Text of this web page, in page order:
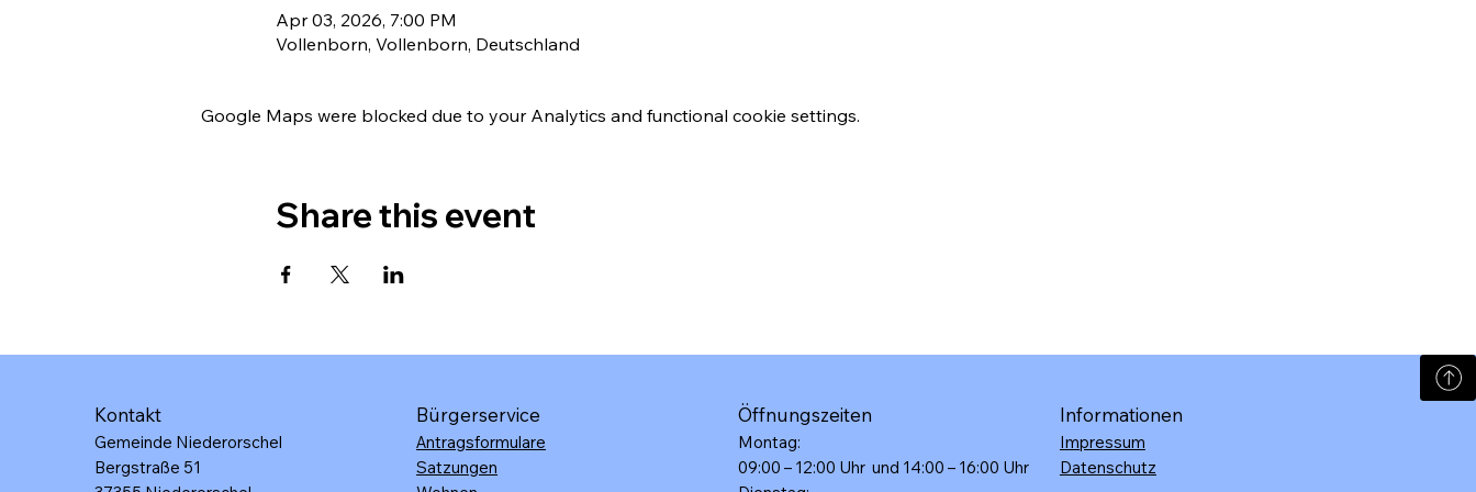
Apr 03, 2026, 7:00 PM
Vollenborn, Vollenborn, Deutschland
Google Maps were blocked due to your Analytics and functional cookie settings.
Share this event
Kontakt
Gemeinde Niederorschel
Bergstraße 51
Bürgerservice
Antragsformulare
Satzungen
Öffnungszeiten
Montag:
09:00 – 12:00 Uhr und 14:00 – 16:00 Uhr
Informationen
Impressum
Datenschutz